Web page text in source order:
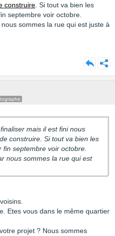
construire. Si tout va bien les
septembre voir octobre.
sommes la rue qui est juste à
mais il est fini nous
construire. Si tout va bien les
septembre voir octobre.
nous sommes la rue qui est
Etes vous dans le même quartier
projet ? Nous sommes